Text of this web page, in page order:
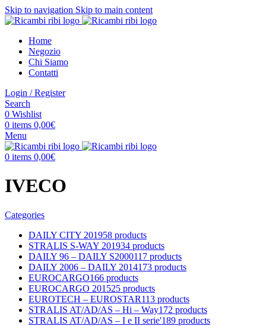
Skip to navigation Skip to main content
Home
Negozio
Chi Siamo
Contatti
Login / Register
Search
0 Wishlist
0 items 0,00€
Menu
0 items 0,00€
IVECO
Categories
DAILY CITY 201958 products
STRALIS S-WAY 201934 products
DAILY 96 – DAILY S2000117 products
DAILY 2006 – DAILY 2014173 products
EUROCARGO166 products
EUROCARGO 201525 products
EUROTECH – EUROSTAR113 products
STRALIS AT/AD/AS – Hi – Way172 products
STRALIS AT/AD/AS – I e II serie'189 products